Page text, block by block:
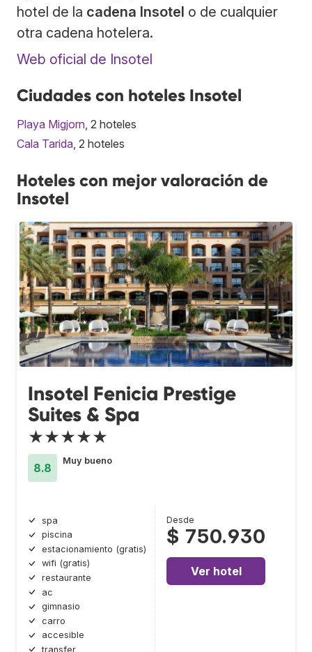
hotel de la cadena Insotel o de cualquier
otra cadena hotelera.
Web oficial de Insotel
Ciudades con hoteles Insotel
Playa Migjorn , 2 hoteles
Cala Tarida , 2 hoteles
Hoteles con mejor valoración de
Insotel
Insotel Fenicia Prestige
Suites & Spa
★★★★★
8.8
Muy bueno
spa
piscina
estacionamiento (gratis)
wifi (gratis)
restaurante
ac
gimnasio
carro
accesible
transfer
Desde
$ 750.930
Ver hotel